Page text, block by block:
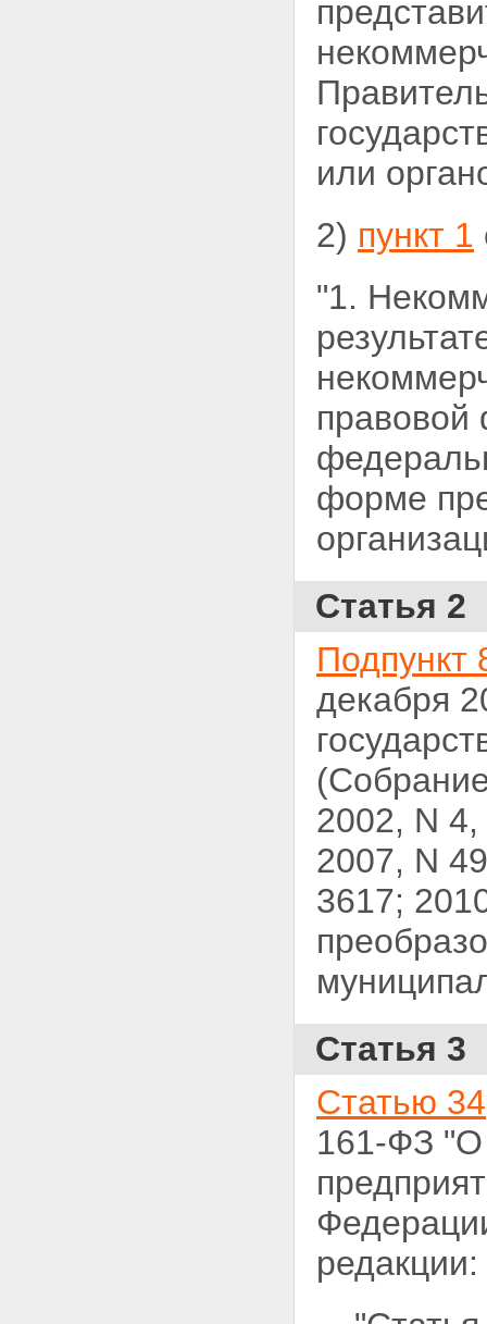
или
2) пункт 1
"1.
правовой
форме
Статья 2
Подпункт
декабря
2002, N
2007, N
3617;
Статья 3
Статью 34
161-ФЗ "О
редакции: